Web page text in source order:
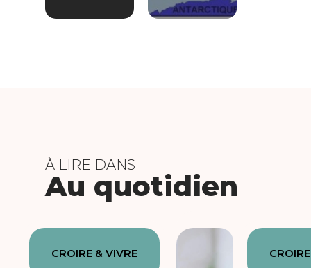
À LIRE DANS
Au quotidien
CROIRE & VIVRE